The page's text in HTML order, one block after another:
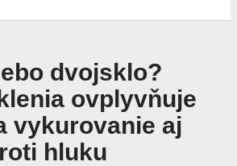
dvojsklo?
ovplyvňuje
vykurovanie aj
hluku